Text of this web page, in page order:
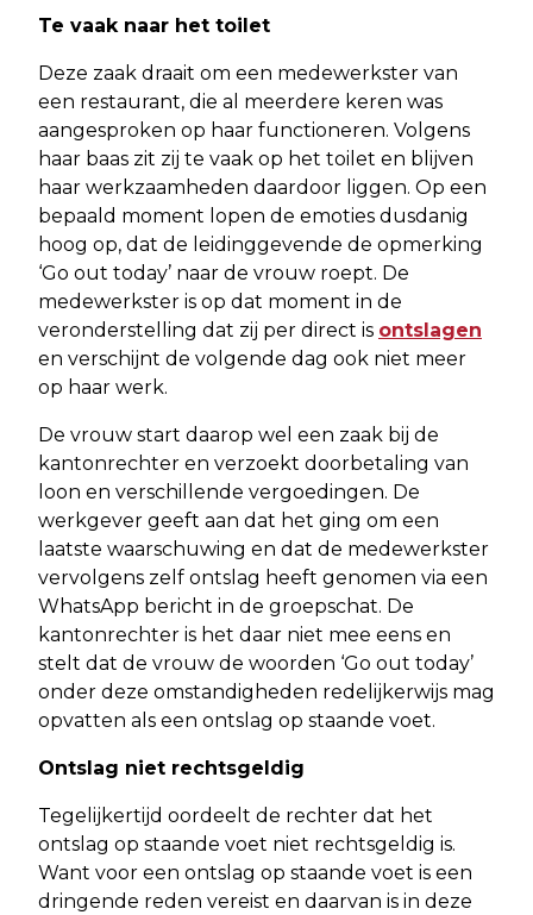
Te vaak naar het toilet
Deze zaak draait om een medewerkster van
een restaurant, die al meerdere keren was
aangesproken op haar functioneren. Volgens
haar baas zit zij te vaak op het toilet en blijven
haar werkzaamheden daardoor liggen. Op een
bepaald moment lopen de emoties dusdanig
hoog op, dat de leidinggevende de opmerking
‘Go out today’ naar de vrouw roept. De
medewerkster is op dat moment in de
veronderstelling dat zij per direct is ontslagen
en verschijnt de volgende dag ook niet meer
op haar werk.
De vrouw start daarop wel een zaak bij de
kantonrechter en verzoekt doorbetaling van
loon en verschillende vergoedingen. De
werkgever geeft aan dat het ging om een
laatste waarschuwing en dat de medewerkster
vervolgens zelf ontslag heeft genomen via een
WhatsApp bericht in de groepschat. De
kantonrechter is het daar niet mee eens en
stelt dat de vrouw de woorden ‘Go out today’
onder deze omstandigheden redelijkerwijs mag
opvatten als een ontslag op staande voet.
Ontslag niet rechtsgeldig
Tegelijkertijd oordeelt de rechter dat het
ontslag op staande voet niet rechtsgeldig is.
Want voor een ontslag op staande voet is een
dringende reden vereist en daarvan is in deze